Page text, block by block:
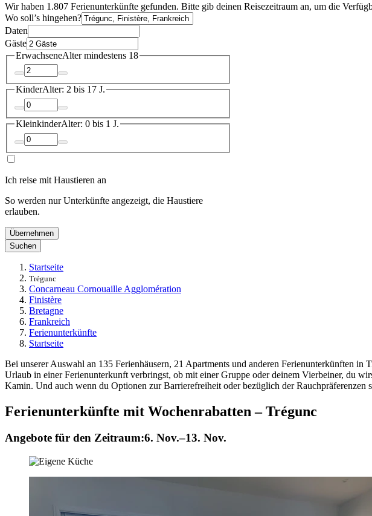
Wir haben 1.807 Ferienunterkünfte gefunden. Bitte gib deinen Reisezeitraum an, um die
Wo soll’s hingehen?
Daten
Gäste
ErwachseneAlter mindestens 18
KinderAlter: 2 bis 17 J.
KleinkinderAlter: 0 bis 1 J.
Ich reise mit Haustieren an
So werden nur Unterkünfte angezeigt, die Haustiere
erlauben.
Übernehmen
Suchen
Startseite
Trégunc
Concarneau Cornouaille Agglomération
Finistère
Bretagne
Frankreich
Ferienunterkünfte
Startseite
Bei unserer Auswahl an 135 Ferienhäusern, 21 Apartments und anderen Ferienunterkünften
Urlaub in einer Ferienunterkunft verbringst, ob mit einer Gruppe oder deinem Vierbeiner, du
Kamin. Und auch wenn du Optionen zur Barrierefreiheit oder bezüglich der Rauchpräferenzen
Ferienunterkünfte mit Wochenrabatten – Trégunc
Angebote für den Zeitraum:6. Nov.–13. Nov.